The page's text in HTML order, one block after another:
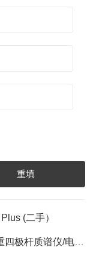
(二手）
合等离子体质谱仪（二手）